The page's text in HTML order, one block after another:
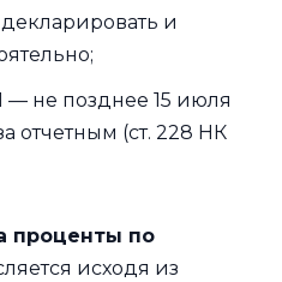
и
не позднее 15 июля
отчетным (ст. 228 НК
проценты по
исходя из